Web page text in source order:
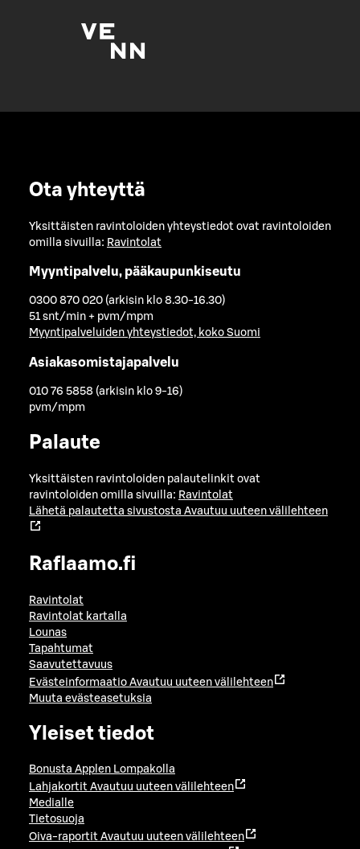
Ota yhteyttä
Yksittäisten ravintoloiden yhteystiedot ovat ravintoloiden
omilla sivuilla: Ravintolat
Myyntipalvelu, pääkaupunkiseutu
0300 870 020 (arkisin klo 8.30-16.30)
51 snt/min + pvm/mpm
Myyntipalveluiden yhteystiedot, koko Suomi
Asiakasomistajapalvelu
010 76 5858 (arkisin klo 9-16)
pvm/mpm
Palaute
Yksittäisten ravintoloiden palautelinkit ovat
ravintoloiden omilla sivuilla: Ravintolat
Lähetä palautetta sivustosta Avautuu uuteen välilehteen
Raflaamo.fi
Ravintolat
Ravintolat kartalla
Lounas
Tapahtumat
Saavutettavuus
Evästeinformaatio Avautuu uuteen välilehteen
Muuta evästeasetuksia
Yleiset tiedot
Bonusta Applen Lompakolla
Lahjakortit Avautuu uuteen välilehteen
Medialle
Tietosuoja
Oiva-raportit Avautuu uuteen välilehteen